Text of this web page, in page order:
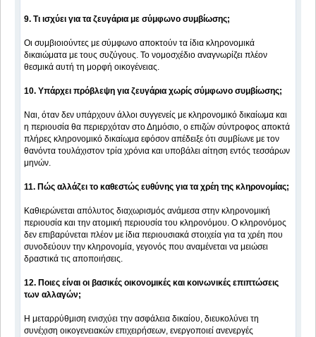
9. Τι ισχύει για τα ζευγάρια με σύμφωνο συμβίωσης;
Οι συμβιοιούντες με σύμφωνο αποκτούν τα ίδια κληρονομικά
δικαιώματα με τους συζύγους. Το νομοσχέδιο αναγνωρίζει πλέον
θεσμικά αυτή τη μορφή οικογένειας.
10. Υπάρχει πρόβλεψη για ζευγάρια χωρίς σύμφωνο συμβίωσης;
Ναι, όταν δεν υπάρχουν άλλοι συγγενείς με κληρονομικό δικαίωμα και
η περιουσία θα περιερχόταν στο Δημόσιο, ο επιζών σύντροφος αποκτά
πλήρες κληρονομικό δικαίωμα εφόσον απέδειξε ότι συμβίωνε με τον
θανόντα τουλάχιστον τρία χρόνια και υποβάλει αίτηση εντός τεσσάρων
μηνών.
11. Πώς αλλάζει το καθεστώς ευθύνης για τα χρέη της κληρονομίας;
Καθιερώνεται απόλυτος διαχωρισμός ανάμεσα στην κληρονομική
περιουσία και την ατομική περιουσία του κληρονόμου. Ο κληρονόμος
δεν επιβαρύνεται πλέον με ίδια περιουσιακά στοιχεία για τα χρέη που
συνοδεύουν την κληρονομία, γεγονός που αναμένεται να μειώσει
δραστικά τις αποποιήσεις.
12. Ποιες είναι οι βασικές οικονομικές και κοινωνικές επιπτώσεις
των αλλαγών;
Η μεταρρύθμιση ενισχύει την ασφάλεια δικαίου, διευκολύνει τη
συνέχιση οικογενειακών επιχειρήσεων, ενεργοποιεί ανενεργές